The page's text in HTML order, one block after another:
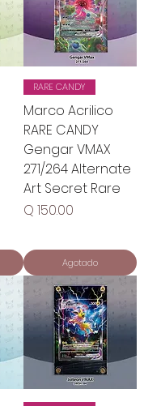
RARE CANDY
Marco Acrilico
RARE CANDY
Gengar VMAX
271/264 Alternate
Art Secret Rare
Precio
Q 150.00
Agotado